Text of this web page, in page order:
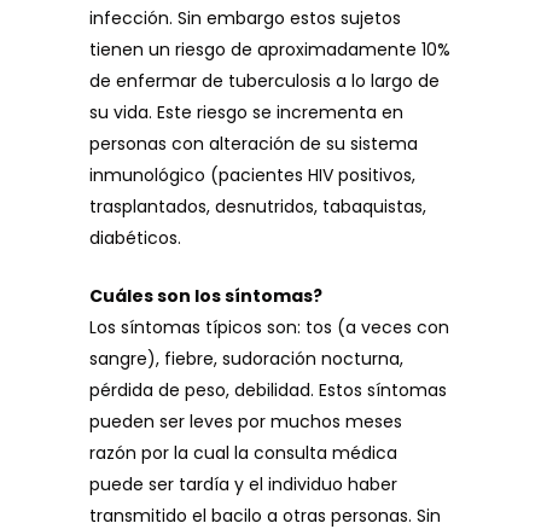
infección. Sin embargo estos sujetos
tienen un riesgo de aproximadamente 10%
de enfermar de tuberculosis a lo largo de
su vida. Este riesgo se incrementa en
personas con alteración de su sistema
inmunológico (pacientes HIV positivos,
trasplantados, desnutridos, tabaquistas,
diabéticos.
Cuáles son los síntomas?
Los síntomas típicos son: tos (a veces con
sangre), fiebre, sudoración nocturna,
pérdida de peso, debilidad. Estos síntomas
pueden ser leves por muchos meses
razón por la cual la consulta médica
puede ser tardía y el individuo haber
transmitido el bacilo a otras personas. Sin